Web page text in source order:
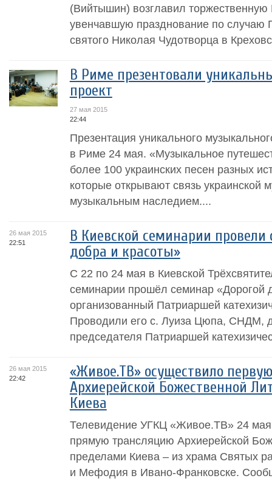
(Вийтышин) возглавил
увенчавшую празднование по случаю
святого Николая Чудотворца в
В Риме презентовали
проект
27 мая 2015
22:44
Презентация уникального
в Риме 24 мая. «Музыкальное
более 100 украинских песен разных
которые открывают связь украинской
музыкальным наследием....
26 мая 2015
22:51
В Киевской семинарии провели
добра и красоты»
С 22 по 24 мая в Киевской
семинарии прошёл семинар «Дорогой
организованный Патриаршей
Проводили его с. Луиза Цюпа, СНДМ,
председателя Патриаршей
26 мая 2015
22:42
«Живое.ТВ» осуществило
Архиерейской Божественной
Киева
Телевидение УГКЦ «Живое.ТВ» 24
прямую трансляцию Архиерейской
пределами Киева – из храма Святых
и Мефодия в Ивано-Франковске.